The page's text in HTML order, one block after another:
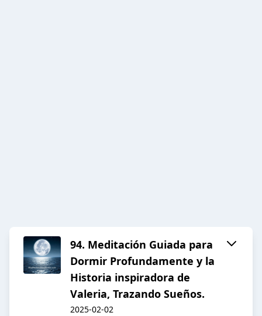
94. Meditación Guiada para
Dormir Profundamente y la
Historia inspiradora de
Valeria, Trazando Sueños.
2025-02-02